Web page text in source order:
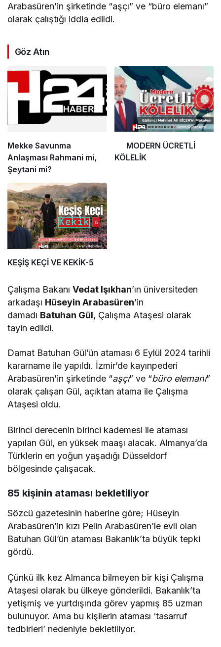
Arabasüren’in şirketinde “aşçı” ve “büro elemanı”
olarak çalıştığı iddia edildi.
Göz Atın
Mekke Savunma
Anlaşması Rahmani mi,
Şeytani mi?
MODERN ÜCRETLİ
KÖLELİK
KEŞİŞ KEÇİ VE KEKİK-5
Çalışma BakanıVedat Işıkhan’ın üniversiteden
arkadaşı Hüseyin Arabasüren’in
damadı Batuhan Gül, Çalışma Ataşesi olarak
tayin edildi.
Damat Batuhan Gül’ün ataması 6 Eylül 2024 tarihli
kararname ile yapıldı. İzmir’de kayınpederi
Arabasüren’in şirketinde “aşçı” ve “büro elemanı”
olarak çalışan Gül, açıktan atama ile Çalışma
Ataşesi oldu.
Birinci derecenin birinci kademesi ile ataması
yapılan Gül, en yüksek maaşı alacak. Almanya’da
Türklerin en yoğun yaşadığı Düsseldorf
bölgesinde çalışacak.
85 kişinin ataması bekletiliyor
Sözcü gazetesinin haberine göre; Hüseyin
Arabasüren’in kızı Pelin Arabasüren’le evli olan
Batuhan Gül’ün ataması Bakanlık’ta büyük tepki
gördü.
Çünkü ilk kez Almanca bilmeyen bir kişi Çalışma
Ataşesi olarak bu ülkeye gönderildi. Bakanlık’ta
yetişmiş ve yurtdışında görev yapmış 85 uzman
bulunuyor. Ama bu kişilerin ataması ‘tasarruf
tedbirleri’ nedeniyle bekletiliyor.